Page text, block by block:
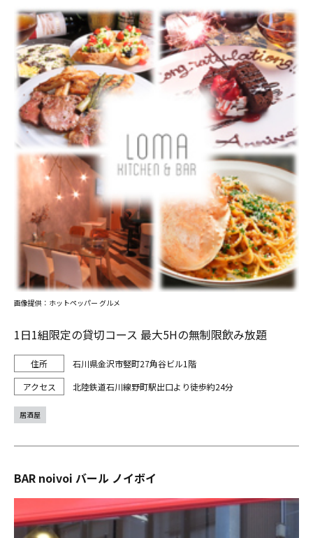
1日1組限定の貸切コース 最大5Hの無制限飲み放題
石川県金沢市竪町27角谷ビル1階
北陸鉄道石川線野町駅出口より徒歩約24分
画像提供：ホットペッパー グルメ
居酒屋
BAR noivoi バール ノイボイ